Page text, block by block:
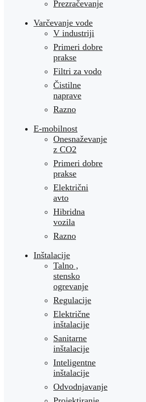
Prezračevanje
Varčevanje vode
V industriji
Primeri dobre
prakse
Filtri za vodo
Čistilne
naprave
Razno
E-mobilnost
Onesnaževanje
z CO2
Primeri dobre
prakse
Električni
avto
Hibridna
vozila
Razno
Inštalacije
Talno ,
stensko
ogrevanje
Regulacije
Električne
inštalacije
Sanitarne
inštalacije
Inteligentne
inštalacije
Odvodnjavanje